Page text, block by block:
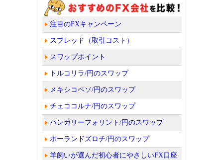
注目のFXキャンペーン
スプレッド（取引コスト）
スワップポイント
トルコリラ/円のスワップ
メキシコペソ/円のスワップ
チェココルナ/円のスワップ
ハンガリーフォリント/円のスワップ
ポーランドズロチ/円のスワップ
羊飼いが選んだ初心者にやさしいFX口座